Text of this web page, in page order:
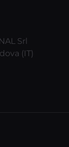
Srl
(IT)